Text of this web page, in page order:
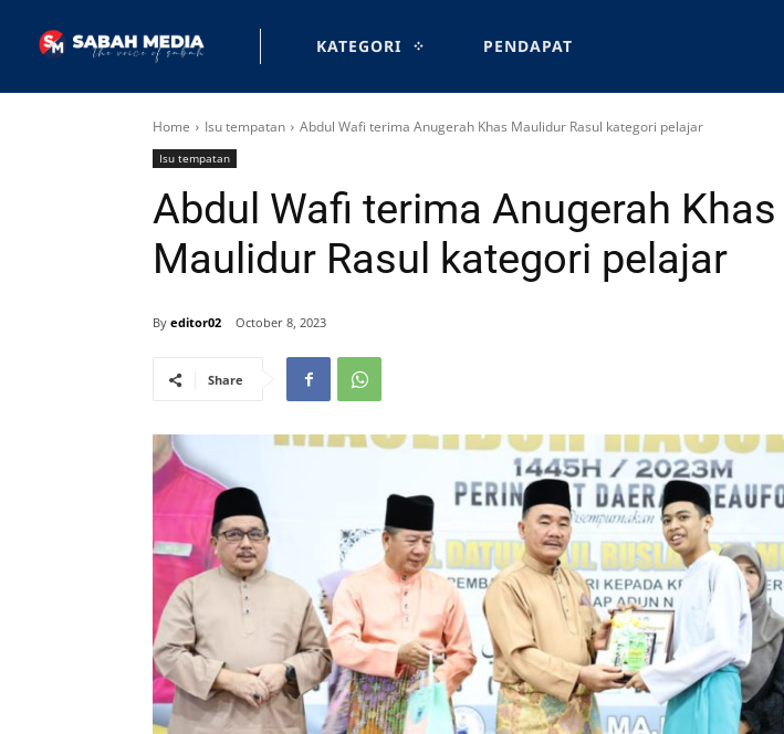
KATEGORI PENDAPAT
Home Isu tempatan Abdul Wafi terima Anugerah Khas Maulidur Rasul kategori pelajar
Isu tempatan
Abdul Wafi terima Anugerah Khas
Maulidur Rasul kategori pelajar
By editor02 October 8, 2023
Share